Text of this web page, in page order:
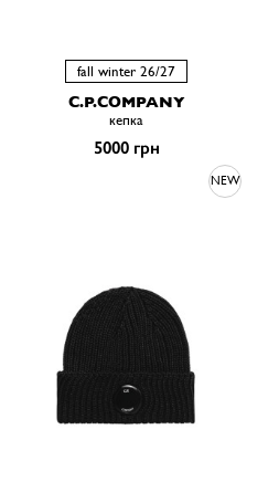
fall winter 26/27
C.P.COMPANY
кепка
5000 грн
NEW